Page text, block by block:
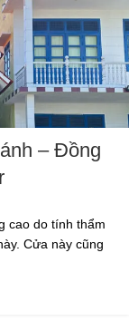
– Đồng
cao do tính thẩm
Cửa này cũng